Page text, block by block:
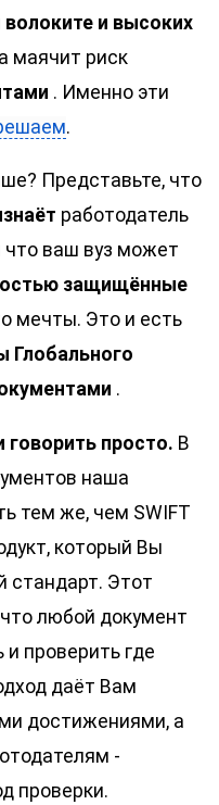
и высоких
маячит риск
. Именно эти
.
Представьте, что
работодатель
что ваш вуз может
защищённые
мечты. Это и есть
Глобального
.
говорить просто. В
наша
тем же, чем SWIFT
который Вы
стандарт. Этот
любой документ
проверить где
даёт Вам
достижениями, а
-
проверки.